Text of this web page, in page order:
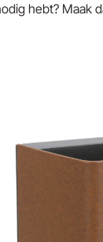
hebt? Maak